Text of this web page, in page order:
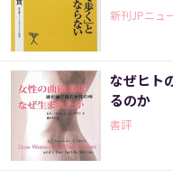
新刊JPニュ
なぜヒト
るのか
書評